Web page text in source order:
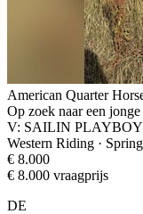
American Quarter
Op zoek naar een
V: SAILIN PLAYBOY
Western Riding ·
€ 8.000
€ 8.000 vraagprijs
DE